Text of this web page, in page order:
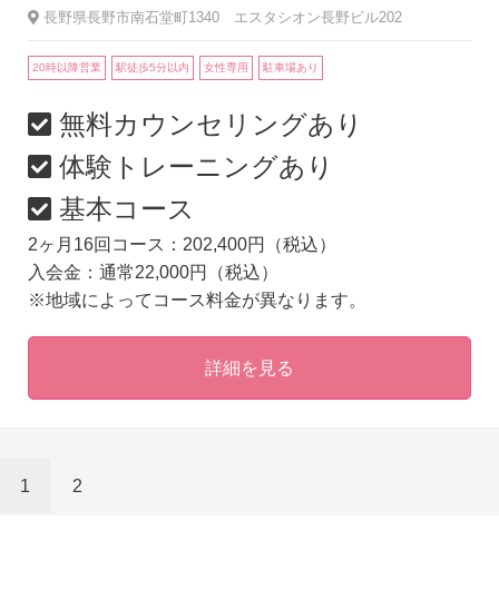
長野県長野市南石堂町1340 エスタシオン長野ビル202
20時以降営業 駅徒歩5分以内 女性専用 駐車場あり
無料カウンセリングあり
体験トレーニングあり
基本コース
2ヶ月16回コース：202,400円（税込）
入会金：通常22,000円（税込）
※地域によってコース料金が異なります。
詳細を見る
1 2